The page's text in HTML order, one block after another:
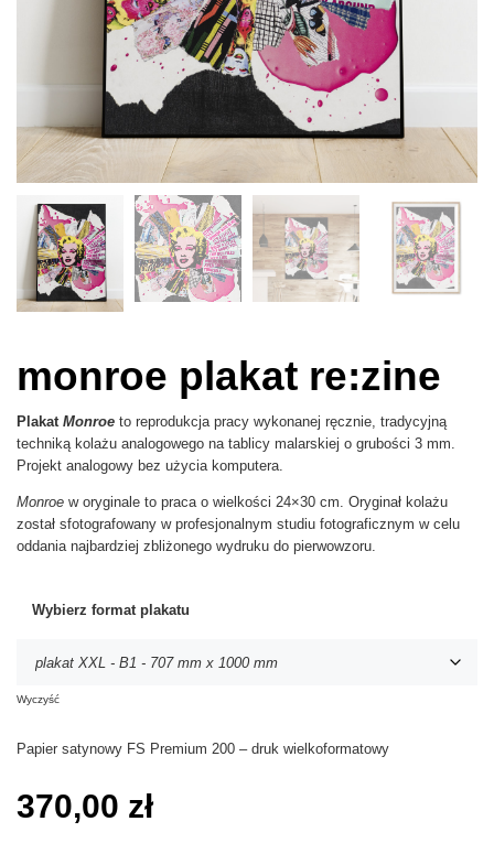
monroe plakat re:zine
Plakat Monroe to reprodukcja pracy wykonanej ręcznie, tradycyjną
techniką kolażu analogowego na tablicy malarskiej o grubości 3 mm.
Projekt analogowy bez użycia komputera.
Monroe w oryginale to praca o wielkości 24×30 cm. Oryginał kolażu
został sfotografowany w profesjonalnym studiu fotograficznym w celu
oddania najbardziej zbliżonego wydruku do pierwowzoru.
Wybierz format plakatu
Wyczyść
Papier satynowy FS Premium 200 – druk wielkoformatowy
370,00 zł